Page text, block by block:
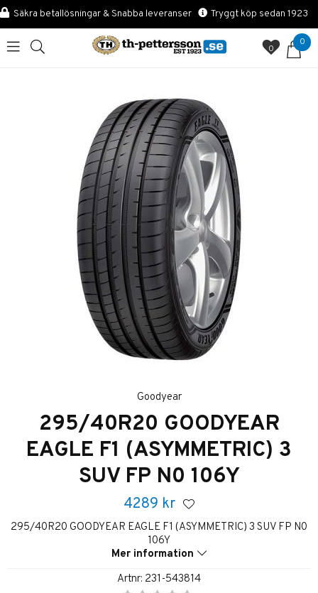
Säkra betallösningar & Snabba leveranser Tryggt köp sedan 1923
0
0
Goodyear
295/40R20 GOODYEAR
EAGLE F1 (ASYMMETRIC) 3
SUV FP N0 106Y
4289 kr
295/40R20 GOODYEAR EAGLE F1 (ASYMMETRIC) 3 SUV FP N0
106Y
Mer information
Artnr: 231-543814